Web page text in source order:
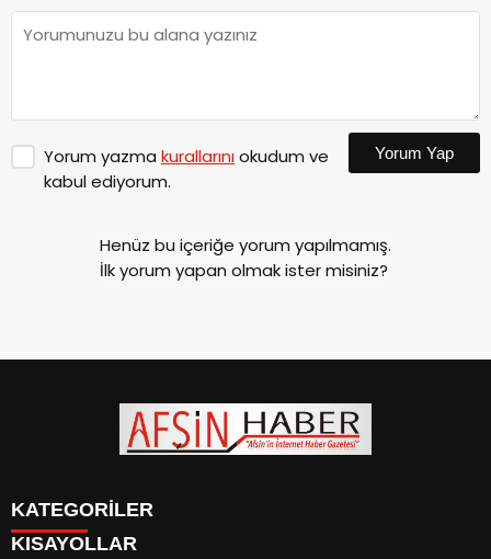
Yorum yazma kurallarınıokudum ve
kabul ediyorum.
Yorum Yap
Henüz bu içeriğe yorum yapılmamış.
İlk yorum yapan olmak ister misiniz?
KATEGORİLER
KISAYOLLAR